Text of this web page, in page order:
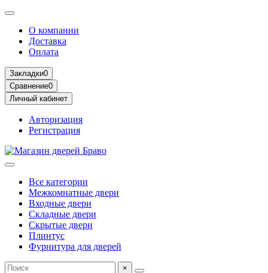
О компании
Доставка
Оплата
Закладки0
Сравнение0
Личный кабинет
Авторизация
Регистрация
Все категории
Межкомнатные двери
Входные двери
Складные двери
Скрытые двери
Плинтус
Фурнитура для дверей
×